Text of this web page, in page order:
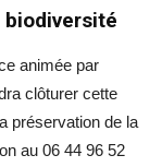
biodiversité
animée par
clôturer cette
préservation de la
au 06 44 96 52